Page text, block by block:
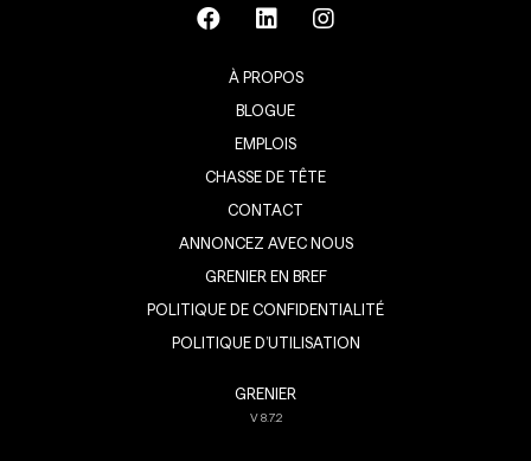
À PROPOS
BLOGUE
EMPLOIS
CHASSE DE TÊTE
CONTACT
ANNONCEZ AVEC NOUS
GRENIER EN BREF
POLITIQUE DE CONFIDENTIALITÉ
POLITIQUE D’UTILISATION
GRENIER
V8.7.2